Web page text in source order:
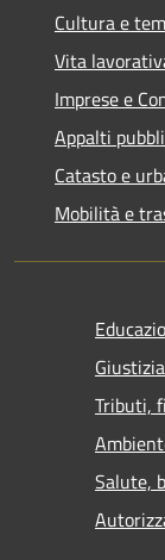
Cultura e
Vita
Imprese e
Appalti
Catasto e
Mobilità e
Tributi,
Salute,